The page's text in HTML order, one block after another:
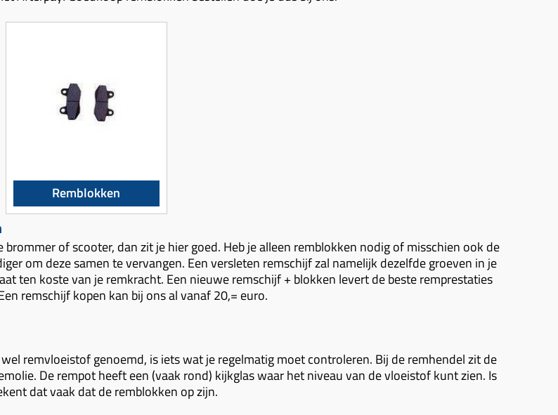
Remblokken
of scooter, dan zit je hier goed. Heb je alleen remblokken nodig of misschien ook de
om deze samen te vervangen. Een versleten remschijf zal namelijk dezelfde groeven in je
ten koste van je remkracht. Een nieuwe remschijf + blokken levert de beste remprestaties
remschijf kopen kan bij ons al vanaf 20,= euro.
remvloeistof genoemd, is iets wat je regelmatig moet controleren. Bij de remhendel zit de
De rempot heeft een (vaak rond) kijkglas waar het niveau van de vloeistof kunt zien. Is
dat vaak dat de remblokken op zijn.